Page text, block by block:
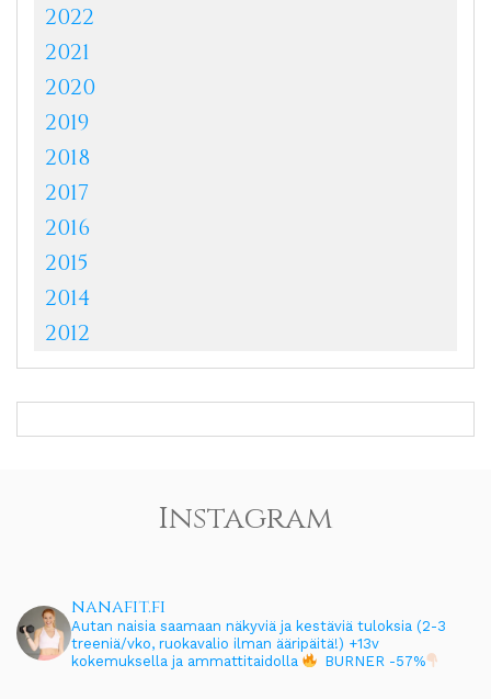
2022
2021
2020
2019
2018
2017
2016
2015
2014
2012
Instagram
nanafit.fi
Autan naisia saamaan näkyviä ja kestäviä tuloksia (2-3
treeniä/vko, ruokavalio ilman ääripäitä!) +13v
kokemuksella ja ammattitaidolla
BURNER -57%